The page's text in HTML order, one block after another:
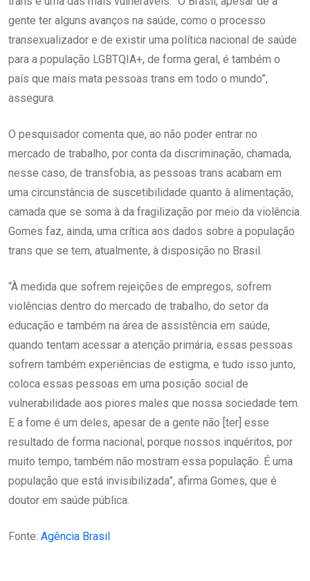
gente ter alguns avanços na saúde, como o processo
transexualizador e de existir uma política nacional de saúde
para a população LGBTQIA+, de forma geral, é também o
país que mais mata pessoas trans em todo o mundo”,
assegura.
O pesquisador comenta que, ao não poder entrar no
mercado de trabalho, por conta da discriminação, chamada,
nesse caso, de transfobia, as pessoas trans acabam em
uma circunstância de suscetibilidade quanto à alimentação,
camada que se soma à da fragilização por meio da violência.
Gomes faz, ainda, uma crítica aos dados sobre a população
trans que se tem, atualmente, à disposição no Brasil.
“À medida que sofrem rejeições de empregos, sofrem
violências dentro do mercado de trabalho, do setor da
educação e também na área de assistência em saúde,
quando tentam acessar a atenção primária, essas pessoas
sofrem também experiências de estigma, e tudo isso junto,
coloca essas pessoas em uma posição social de
vulnerabilidade aos piores males que nossa sociedade tem.
E a fome é um deles, apesar de a gente não [ter] esse
resultado de forma nacional, porque nossos inquéritos, por
muito tempo, também não mostram essa população. É uma
população que está invisibilizada”, afirma Gomes, que é
doutor em saúde pública.
Fonte: Agência Brasil